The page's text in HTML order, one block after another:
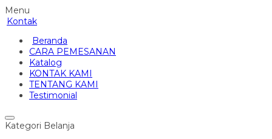
Menu
Kontak
Beranda
CARA PEMESANAN
Katalog
KONTAK KAMI
TENTANG KAMI
Testimonial
Kategori Belanja